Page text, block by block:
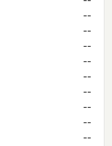
--
--
--
--
--
--
--
--
--